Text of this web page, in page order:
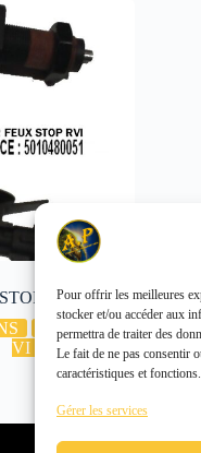
Pour offrir les meilleures
stocker et/ou accéder aux
permettra de traiter des
Le fait de ne pas consentir
caractéristiques et fonctions.
Gérer les services
5010480051
RENAULT
VI